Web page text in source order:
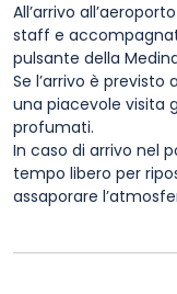
All’arrivo
staff e
pulsante della
Se l’arrivo è
una piacevole visita
profumati.
In caso di arrivo nel
tempo libero per
assaporare